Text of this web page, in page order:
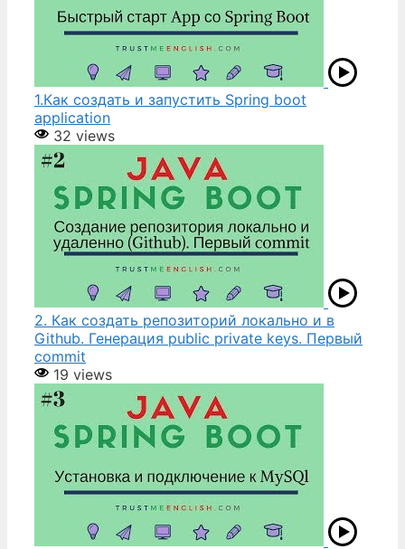
1.Как создать и запустить Spring boot
application
32 views
2. Как создать репозиторий локально и в
Github. Генерация public private keys. Первый
commit
19 views